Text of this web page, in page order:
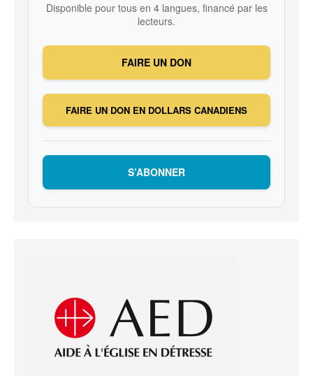
Disponible pour tous en 4 langues, financé par les
lecteurs.
FAIRE UN DON
FAIRE UN DON EN DOLLARS CANADIENS
S’ABONNER